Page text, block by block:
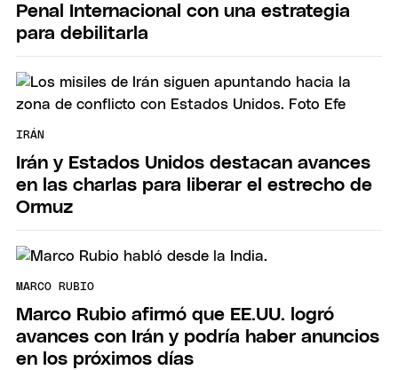
Penal Internacional con una estrategia
para debilitarla
IRÁN
Irán y Estados Unidos destacan avances
en las charlas para liberar el estrecho de
Ormuz
MARCO RUBIO
Marco Rubio afirmó que EE.UU. logró
avances con Irán y podría haber anuncios
en los próximos días